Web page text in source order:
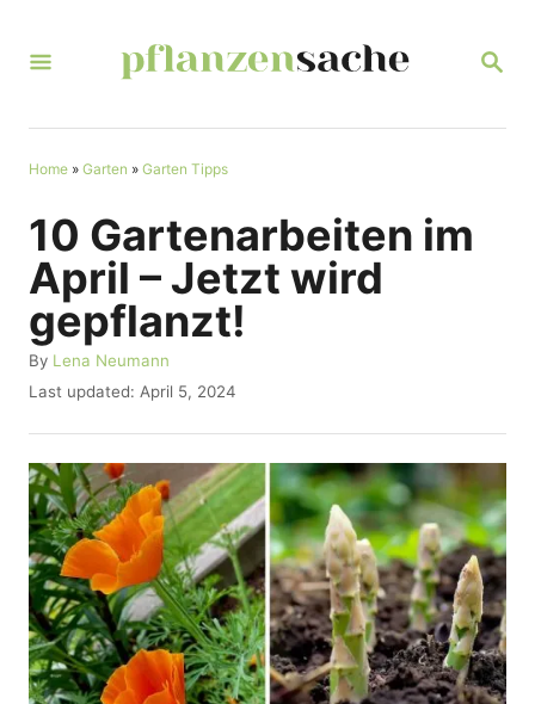
S
R
Home » Garten » Garten Tipps
10 Gartenarbeiten im
April – Jetzt wird
gepflanzt!
By A
u
h
o
r
Lena Neumann
P
s
t
e
d
o
n
Last updated: April 5, 2024